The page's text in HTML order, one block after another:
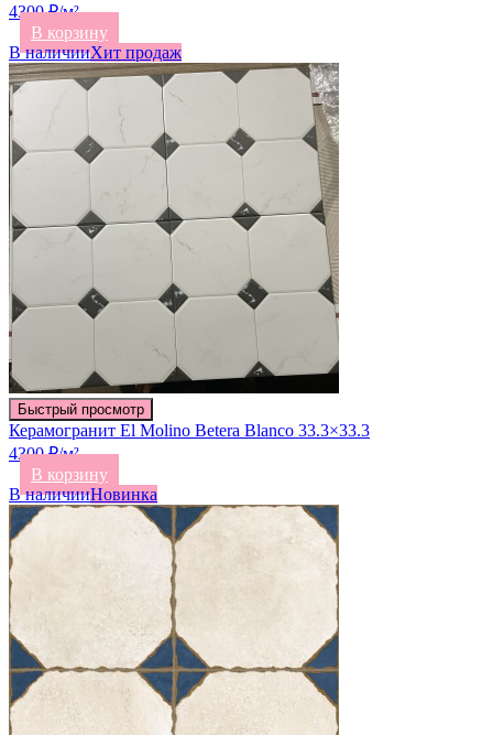
4300 ₽/м²
В корзину
В наличииХит продаж
Быстрый просмотр
Керамогранит El Molino Betera Blanco 33.3×33.3
4300 ₽/м²
В корзину
В наличииНовинка